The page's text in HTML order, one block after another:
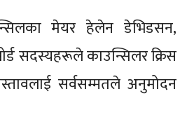
मेयर हेलेन डेभिडसन,
सदस्यहरूले काउन्सिलर क्रिस
सर्वसम्मतले अनुमोदन